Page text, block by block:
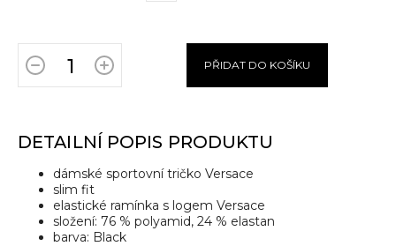
PŘIDAT DO KOŠÍKU
DETAILNÍ POPIS PRODUKTU
dámské sportovní tričko Versace
slim fit
elastické ramínka s logem Versace
složení: 76 % polyamid, 24 % elastan
barva: Black